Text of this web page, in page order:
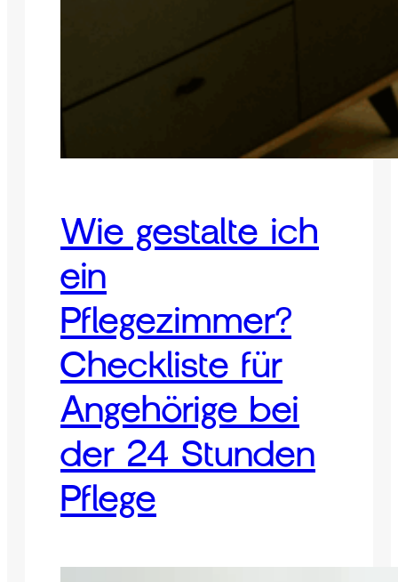
Wie gestalte ich
ein
Pflegezimmer?
Checkliste für
Angehörige bei
der 24 Stunden
Pflege